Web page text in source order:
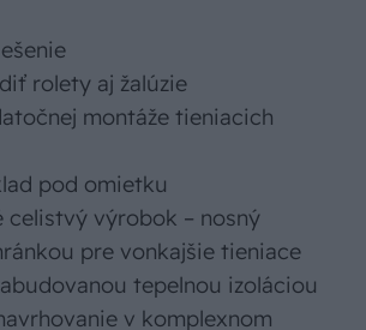
rolety aj žalúzie
montáže tieniacich
pod omietku
celistvý výrobok – nosný
pre vonkajšie tieniace
tepelnou izoláciou
v komplexnom